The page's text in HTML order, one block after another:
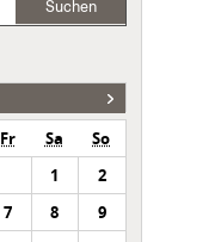
Suchen
Fr Sa
So
1
2
7 8
9